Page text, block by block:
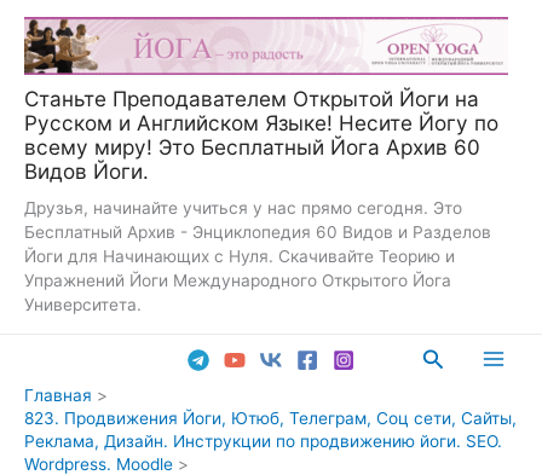
Перейти
содержимому
Станьте Преподавателем Открытой Йоги на
Русском и Английском Языке! Несите Йогу по
всему миру! Это Бесплатный Йога Архив 60
Видов Йоги.
Друзья, начинайте учиться у нас прямо сегодня. Это
Бесплатный Архив - Энциклопедия 60 Видов и Разделов
Йоги для Начинающих с Нуля. Скачивайте Теорию и
Упражнений Йоги Международного Открытого Йога
Университета.
Поиск
Главная
823. Продвижения Йоги, Ютюб, Телеграм, Соц сети, Сайты,
Реклама, Дизайн. Инструкции по продвижению йоги. SEO.
Wordpress. Moodle